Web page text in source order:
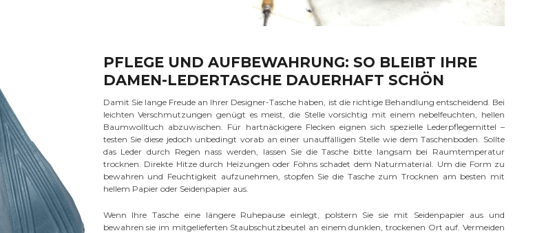
PFLEGE UND AUFBEWAHRUNG: SO BLEIBT IHRE
DAMEN-LEDERTASCHE DAUERHAFT SCHÖN
Damit Sie lange Freude an Ihrer Designer-Tasche haben, ist die richtige Behandlung entscheidend. Bei
leichten Verschmutzungen genügt es meist, die Stelle vorsichtig mit einem nebelfeuchten, hellen
Baumwolltuch abzuwischen. Für hartnäckigere Flecken eignen sich spezielle Lederpflegemittel –
testen Sie diese jedoch unbedingt vorab an einer unauffälligen Stelle wie dem Taschenboden. Sollte
das Leder durch Regen nass werden, lassen Sie die Tasche bitte langsam bei Raumtemperatur
trocknen. Direkte Hitze durch Heizungen oder Föhns schadet dem Naturmaterial. Um die Form zu
bewahren und Feuchtigkeit aufzunehmen, stopfen Sie die Tasche zum Trocknen am besten mit
hellem Papier oder Seidenpapier aus.
Wenn Ihre Tasche eine längere Ruhepause einlegt, polstern Sie sie mit Seidenpapier aus und
bewahren sie im mitgelieferten Staubschutzbeutel an einem dunklen, trockenen Ort auf. Vermeiden